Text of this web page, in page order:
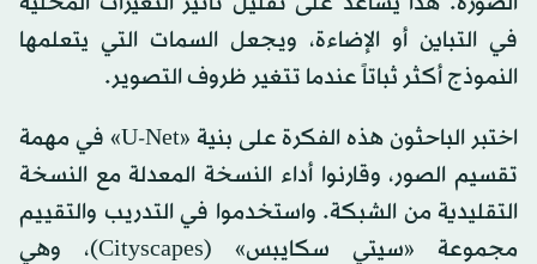
في التباين أو الإضاءة، ويجعل السمات التي يتعلمها
النموذج أكثر ثباتاً عندما تتغير ظروف التصوير.
اختبر الباحثون هذه الفكرة على بنية «U-Net» في مهمة
تقسيم الصور، وقارنوا أداء النسخة المعدلة مع النسخة
التقليدية من الشبكة. واستخدموا في التدريب والتقييم
مجموعة «سيتي سكايبس» (Cityscapes)، وهي